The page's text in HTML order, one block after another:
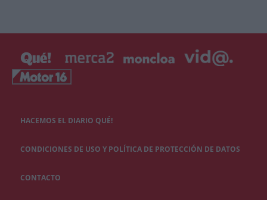
HACEMOS EL DIARIO QUÉ!
CONDICIONES DE USO Y POLÍTICA DE PROTECCIÓN DE DATOS
CONTACTO